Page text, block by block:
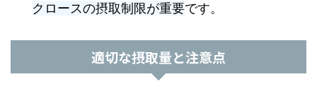
クロースの摂取制限が重要です。
適切な摂取量と注意点